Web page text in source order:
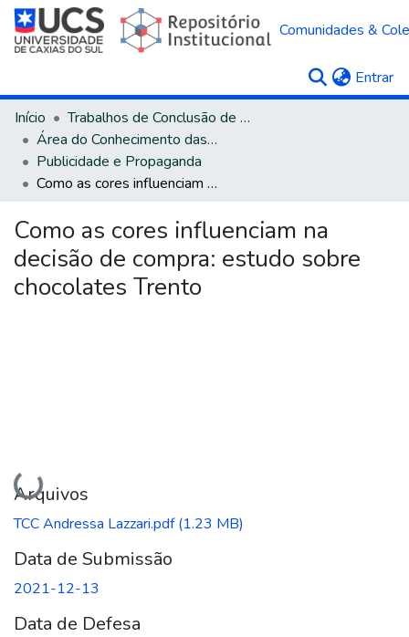
Comunidades &
Entrar
Início
Trabalhos de Conclusão de Curso
Área do Conhecimento das Ciências Sociais Aplicadas
Publicidade e Propaganda
Como as cores influenciam na decisão de compra: estudo sobre chocolates Trento
Como as cores influenciam na
decisão de compra: estudo sobre
chocolates Trento
Carregando...
Arquivos
TCC Andressa Lazzari.pdf(1.23 MB)
Data de Submissão
2021-12-13
Data de Defesa